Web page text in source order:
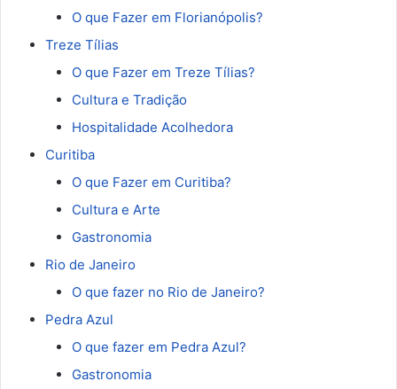
O que Fazer em Florianópolis?
Treze Tílias
O que Fazer em Treze Tílias?
Cultura e Tradição
Hospitalidade Acolhedora
Curitiba
O que Fazer em Curitiba?
Cultura e Arte
Gastronomia
Rio de Janeiro
O que fazer no Rio de Janeiro?
Pedra Azul
O que fazer em Pedra Azul?
Gastronomia